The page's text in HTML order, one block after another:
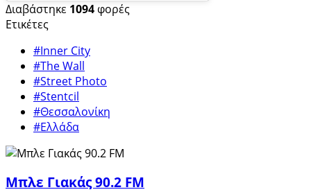
Διαβάστηκε 1094 φορές
Ετικέτες
#Inner City
#The Wall
#Street Photo
#Stentcil
#Θεσσαλονίκη
#Ελλάδα
Μπλε Γιακάς 90.2 FM